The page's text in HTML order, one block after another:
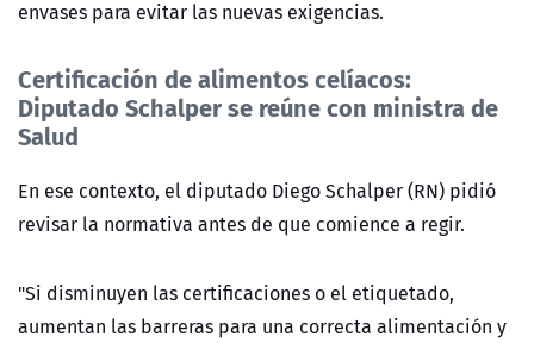
envases para evitar las nuevas exigencias.
Certificación de alimentos celíacos:
Diputado Schalper se reúne con ministra de
Salud
En ese contexto, el diputado Diego Schalper (RN) pidió
revisar la normativa antes de que comience a regir.
"Si disminuyen las certificaciones o el etiquetado,
aumentan las barreras para una correcta alimentación y